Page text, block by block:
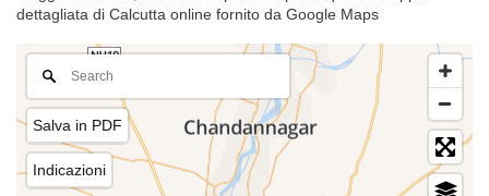
dettagliata di Calcutta online fornito da Google Maps
Salva in PDF
Indicazioni